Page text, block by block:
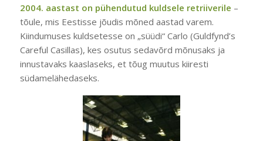
2004. aastast on pühendutud kuldsele retriiverile –
tõule, mis Eestisse jõudis mõned aastad varem.
Kiindumuses kuldsetesse on „süüdi“ Carlo (Guldfynd’s
Careful Casillas), kes osutus sedavõrd mõnusaks ja
innustavaks kaaslaseks, et tõug muutus kiiresti
südamelähedaseks.